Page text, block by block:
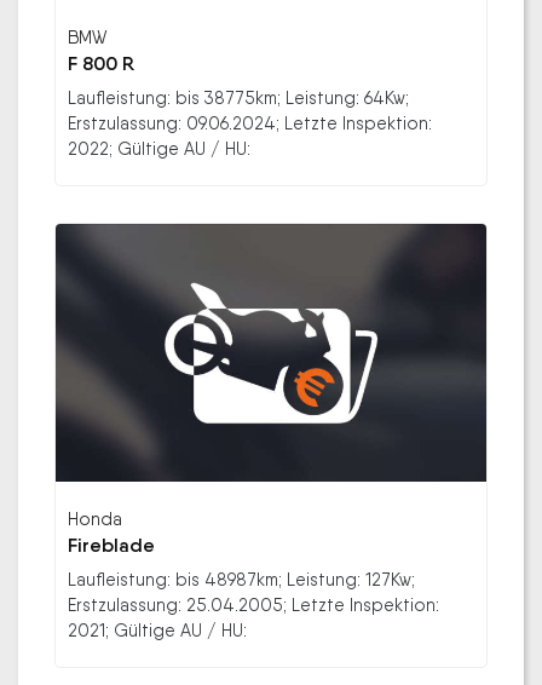
BMW
F 800 R
Laufleistung: bis 38775km; Leistung: 64Kw;
Erstzulassung: 09.06.2024; Letzte Inspektion:
2022; Gültige AU / HU:
Honda
Fireblade
Laufleistung: bis 48987km; Leistung: 127Kw;
Erstzulassung: 25.04.2005; Letzte Inspektion:
2021; Gültige AU / HU: